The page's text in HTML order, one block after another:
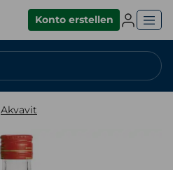
Konto erstellen
Akvavit